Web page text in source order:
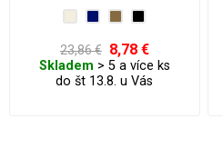
komfort a volnou cirkulaci krve.
23,86 € 8,78 €
Skladem > 5 a více ks
do št 13.8. u Vás